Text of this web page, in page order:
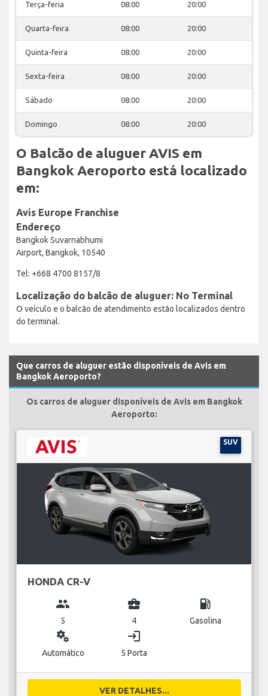
Terça-feria 08:00 20:00
Quarta-feira 08:00 20:00
Quinta-feira 08:00 20:00
Sexta-feira 08:00 20:00
Sábado 08:00 20:00
Domingo 08:00 20:00
O Balcão de aluguer AVIS em
Bangkok Aeroporto está localizado
em:
Avis Europe Franchise
Endereço
Bangkok Suvarnabhumi
Airport, Bangkok, 10540
Tel: +668 4700 8157/8
Localização do balcão de aluguer: No Terminal
O veículo e o balcão de atendimento estão localizados dentro
do terminal.
Que carros de aluguer estão disponíveis de Avis em
Bangkok Aeroporto?
Os carros de aluguer disponíveis de Avis em Bangkok
Aeroporto:
SUV
HONDA CR-V
group
5
business_center
4
local_gas_station
Gasolina
miscellaneous_services
Automático
login
5 Porta
VER DETALHES...